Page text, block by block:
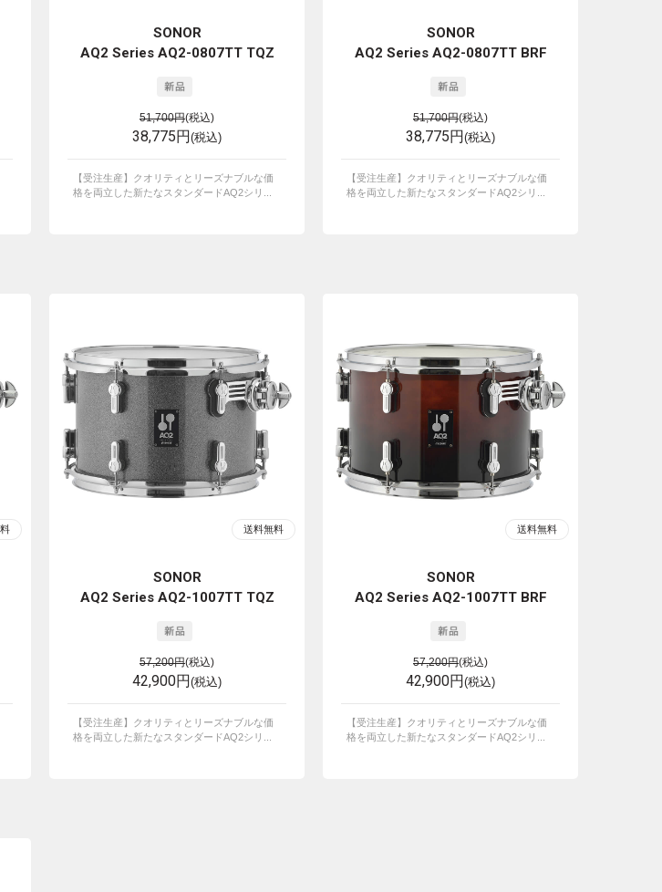
SONOR
AQ2 Series AQ2-0807TT TQZ
51,700円(税込)
38,775円(税込)
【受注生産】クオリティとリーズナブルな価
格を両立した新たなスタンダードAQ2シリ...
SONOR
AQ2 Series AQ2-0807TT BRF
51,700円(税込)
38,775円(税込)
【受注生産】クオリティとリーズナブルな価
格を両立した新たなスタンダードAQ2シリ...
SONOR
AQ2 Series AQ2-1007TT TQZ
57,200円(税込)
42,900円(税込)
【受注生産】クオリティとリーズナブルな価
格を両立した新たなスタンダードAQ2シリ...
SONOR
AQ2 Series AQ2-1007TT BRF
57,200円(税込)
42,900円(税込)
【受注生産】クオリティとリーズナブルな価
格を両立した新たなスタンダードAQ2シリ...